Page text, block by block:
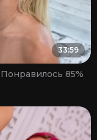
33:59
Понравилось 85%